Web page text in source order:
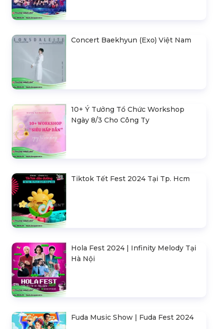
Concert Baekhyun (Exo) Việt Nam
10+ Ý Tưởng Tổ Chức Workshop
Ngày 8/3 Cho Công Ty
Tiktok Tết Fest 2024 Tại Tp. Hcm
Hola Fest 2024 | Infinity Melody Tại
Hà Nội
Fuda Music Show | Fuda Fest 2024